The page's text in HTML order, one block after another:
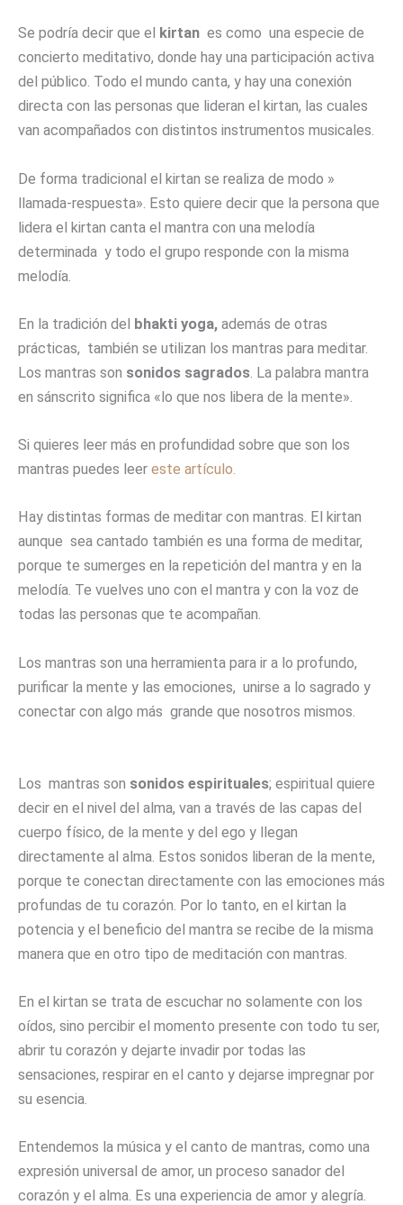
Se podría decir que el kirtan es como una especie de
concierto meditativo, donde hay una participación activa
del público. Todo el mundo canta, y hay una conexión
directa con las personas que lideran el kirtan, las cuales
van acompañados con distintos instrumentos musicales.
De forma tradicional el kirtan se realiza de modo »
llamada-respuesta». Esto quiere decir que la persona que
lidera el kirtan canta el mantra con una melodía
determinada y todo el grupo responde con la misma
melodía.
En la tradición del bhakti yoga, además de otras
prácticas, también se utilizan los mantras para meditar.
Los mantras son sonidos sagrados. La palabra mantra
en sánscrito significa «lo que nos libera de la mente».
Si quieres leer más en profundidad sobre que son los
mantras puedes leer este artículo.
Hay distintas formas de meditar con mantras. El kirtan
aunque sea cantado también es una forma de meditar,
porque te sumerges en la repetición del mantra y en la
melodía. Te vuelves uno con el mantra y con la voz de
todas las personas que te acompañan.
Los mantras son una herramienta para ir a lo profundo,
purificar la mente y las emociones, unirse a lo sagrado y
conectar con algo más grande que nosotros mismos.
Los mantras son sonidos espirituales; espiritual quiere
decir en el nivel del alma, van a través de las capas del
cuerpo físico, de la mente y del ego y llegan
directamente al alma. Estos sonidos liberan de la mente,
porque te conectan directamente con las emociones más
profundas de tu corazón. Por lo tanto, en el kirtan la
potencia y el beneficio del mantra se recibe de la misma
manera que en otro tipo de meditación con mantras.
En el kirtan se trata de escuchar no solamente con los
oídos, sino percibir el momento presente con todo tu ser,
abrir tu corazón y dejarte invadir por todas las
sensaciones, respirar en el canto y dejarse impregnar por
su esencia.
Entendemos la música y el canto de mantras, como una
expresión universal de amor, un proceso sanador del
corazón y el alma. Es una experiencia de amor y alegría.